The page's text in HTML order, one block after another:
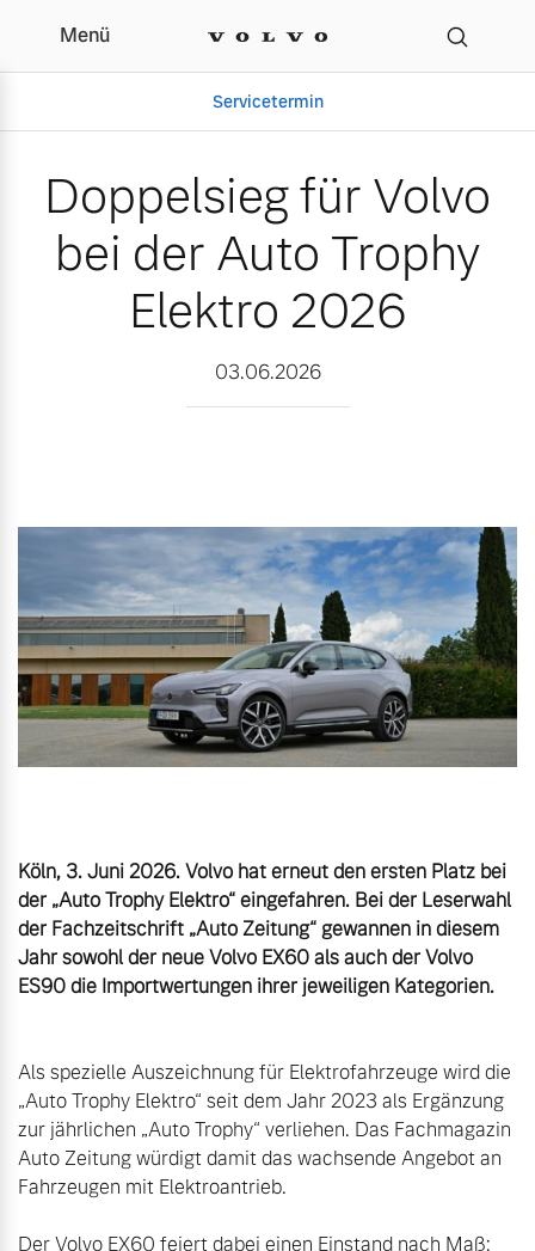
Doppelsieg für Volvo
Menü
Servicetermin
Aktuelle Zubehörangebote
Gebrauchtwagen
Aktuelle Zubehörangebote
Zubehörkatalog
Aktuelle Serviceangebote
Unser Team
Unsere News & Events
Doppelsieg für Volvo
bei der Auto Trophy
Elektro 2026
03.06.2026
Köln, 3. Juni 2026. Volvo hat erneut den ersten Platz bei
der „Auto Trophy Elektro“ eingefahren. Bei der Leserwahl
der Fachzeitschrift „Auto Zeitung“ gewannen in diesem
Jahr sowohl der neue Volvo EX60 als auch der Volvo
ES90 die Importwertungen ihrer jeweiligen Kategorien.
Als spezielle Auszeichnung für Elektrofahrzeuge wird die
„Auto Trophy Elektro“ seit dem Jahr 2023 als Ergänzung
zur jährlichen „Auto Trophy“ verliehen. Das Fachmagazin
Auto Zeitung würdigt damit das wachsende Angebot an
Fahrzeugen mit Elektroantrieb.
Der Volvo EX60 feiert dabei einen Einstand nach Maß: